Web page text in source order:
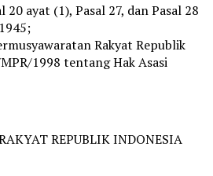
20 ayat (1), Pasal 27, dan Pasal 28
Rakyat Republik
1998 tentang Hak Asasi
REPUBLIK INDONESIA